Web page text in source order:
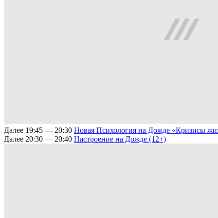
Далее 19:45 — 20:30 Новая Психология на Дожде «Кризисы
Далее 20:30 — 20:40 Настроение на Дожде (12+)